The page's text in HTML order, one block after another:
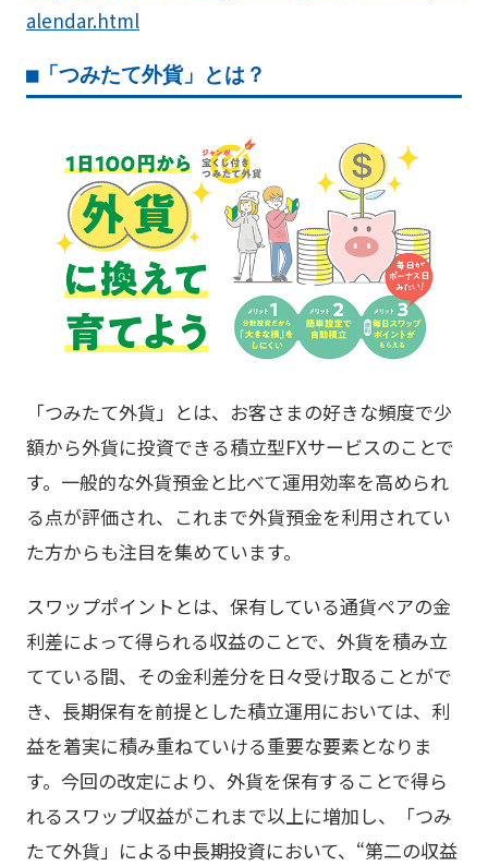
alendar.html
■「つみたて外貨」とは？
「つみたて外貨」とは、お客さまの好きな頻度で少
額から外貨に投資できる積立型FXサービスのことで
す。一般的な外貨預金と比べて運用効率を高められ
る点が評価され、これまで外貨預金を利用されてい
た方からも注目を集めています。
スワップポイントとは、保有している通貨ペアの金
利差によって得られる収益のことで、外貨を積み立
てている間、その金利差分を日々受け取ることがで
き、長期保有を前提とした積立運用においては、利
益を着実に積み重ねていける重要な要素となりま
す。今回の改定により、外貨を保有することで得ら
れるスワップ収益がこれまで以上に増加し、「つみ
たて外貨」による中長期投資において、“第二の収益